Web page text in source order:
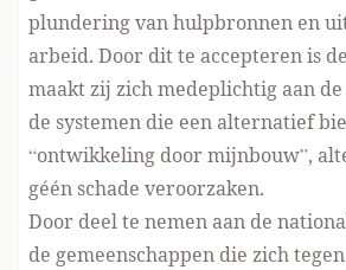
plundering van hulpbronnen en
arbeid. Door dit te accepteren is
maakt zij zich medeplichtig aan
de systemen die een alternatief
“ontwikkeling door mijnbouw”,
géén schade veroorzaken.
Door deel te nemen aan de
de gemeenschappen die zich